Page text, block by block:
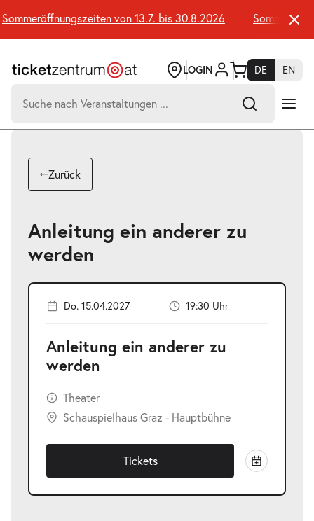
Seiteninhalt
springen
von 13.7. bis 30.8.2026
LOGIN DE
EN
nach:
Suchtreffer:
Zurück
Anleitung ein anderer zu
werden
Do. 15.04.2027 19:30 Uhr
Anleitung ein anderer zu
werden
Theater
Schauspielhaus Graz - Hauptbühne
Tickets